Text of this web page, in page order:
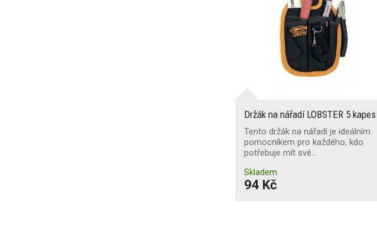
Držák na nářadí LOBSTER 5 kapes
Tento držák na nářadí je ideálním
pomocníkem pro každého, kdo
potřebuje mít své…
Skladem
94 Kč